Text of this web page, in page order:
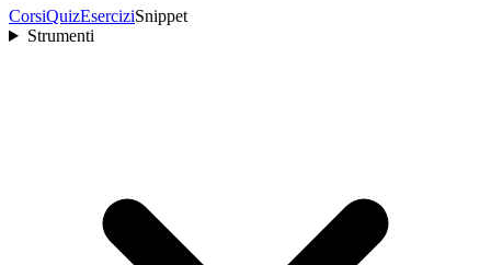
CorsiQuizEserciziSnippet
Strumenti